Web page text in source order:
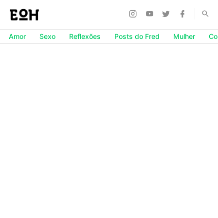
Amor Sexo Reflexões Posts do Fred Mulher